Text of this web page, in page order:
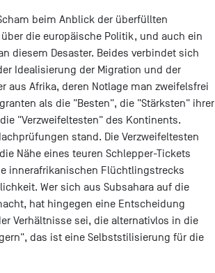
beim Anblick der überfüllten
die europäische Politik, und auch ein
diesem Desaster. Beides verbindet sich
Idealisierung der Migration und der
aus Afrika, deren Notlage man zweifelsfrei
als die "Besten", die "Stärksten" ihrer
"Verzweifeltesten" des Kontinents.
stand. Die Verzweifeltesten
Nähe eines teuren Schlepper-Tickets
innerafrikanischen Flüchtlingstrecks
Wer sich aus Subsahara auf die
hat hingegen eine Entscheidung
Verhältnisse sei, die alternativlos in die
das ist eine Selbststilisierung für die